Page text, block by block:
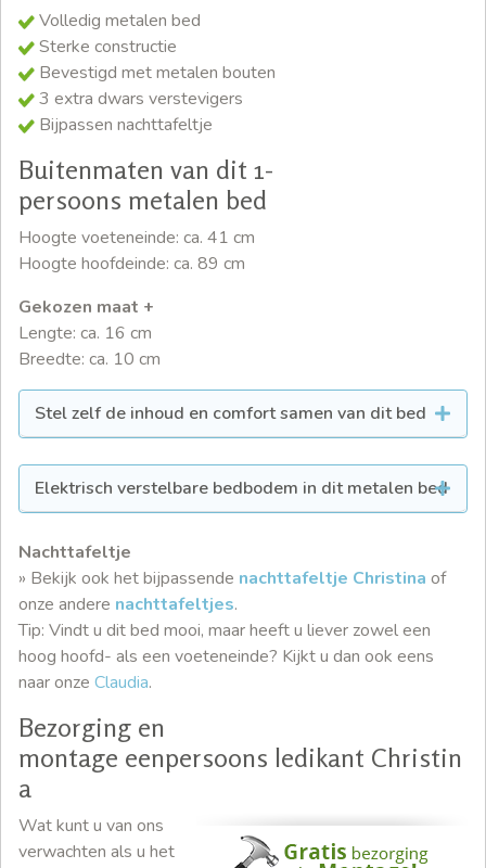
Volledig metalen bed
Sterke constructie
Bevestigd met metalen bouten
3 extra dwars verstevigers
Bijpassen nachttafeltje
Buitenmaten van dit 1-
persoons metalen bed
Hoogte voeteneinde: ca. 41 cm
Hoogte hoofdeinde: ca. 89 cm
Gekozen maat +
Lengte: ca. 16 cm
Breedte: ca. 10 cm
Stel zelf de inhoud en comfort samen van dit bed
Elektrisch verstelbare bedbodem in dit metalen bed
Nachttafeltje
» Bekijk ook het bijpassende nachttafeltje Christina of
onze andere nachttafeltjes.
Tip: Vindt u dit bed mooi, maar heeft u liever zowel een
hoog hoofd- als een voeteneinde? Kijkt u dan ook eens
naar onze Claudia.
Bezorging en
montage eenpersoons ledikant Christin
a
Wat kunt u van ons
verwachten als u het